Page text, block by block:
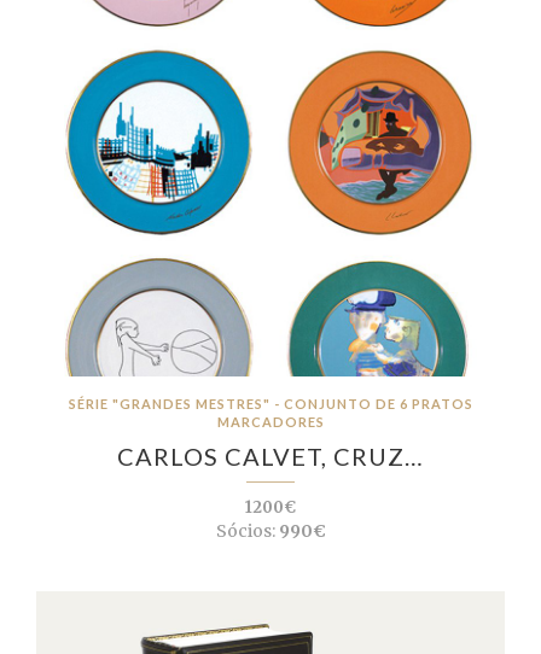
SÉRIE "GRANDES MESTRES" - CONJUNTO DE 6 PRATOS
MARCADORES
CARLOS CALVET, CRUZ…
1200€
Sócios:990€